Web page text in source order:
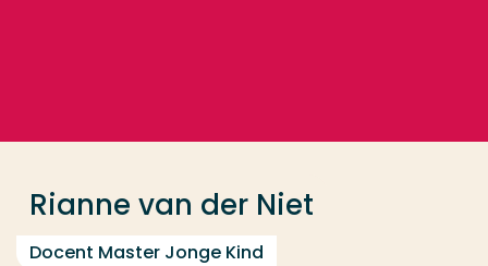
Rianne van der Niet
Docent Master Jonge Kind
Contact